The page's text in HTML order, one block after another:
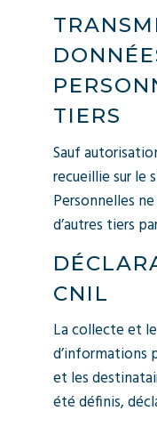
TIERS
Sauf
recueillie sur le
Personnelles
d’autres tiers
CNIL
La collecte et
d’informations
et les
été définis,